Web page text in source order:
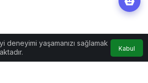
deneyimi yaşamanızı sağlamak
Kabul